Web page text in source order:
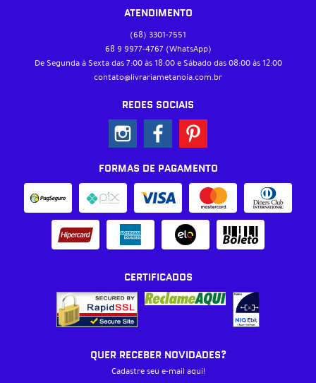
ATENDIMENTO
(68) 3301-7551
68 9 9977-4767 (WhatsApp)
De Segunda à Sexta das 7:00 às 18:00 e Sábado das 08:00 às 12:00
contato@livrariametanoia.com.br
REDES SOCIAIS
FORMAS DE PAGAMENTO
CERTIFICADOS
QUER RECEBER NOVIDADES?
Cadastre seu e-mail aqui!